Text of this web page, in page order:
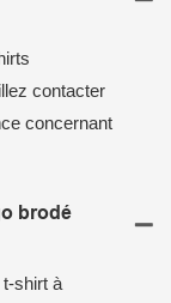
contacter
concernant
brodé
shirt à